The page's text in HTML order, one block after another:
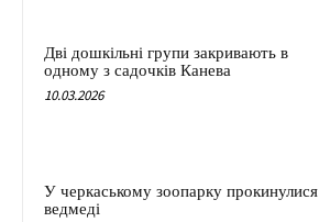
Дві дошкільні групи закривають в
одному з садочків Канева
10.03.2026
У черкаському зоопарку прокинулися
ведмеді